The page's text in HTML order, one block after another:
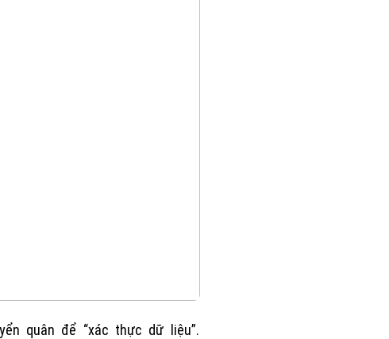
quân để “xác thực dữ liệu”.